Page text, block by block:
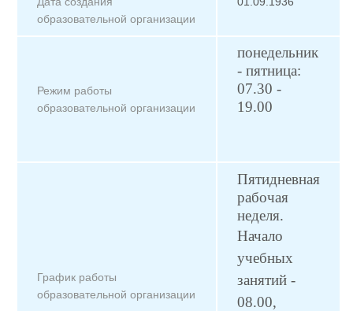
образовательной организации
Режим работы
образовательной организации
понедельник
- пятница:
07.30 -
19.00
График работы
образовательной организации
Пятидневная
рабочая
неделя.
Начало
учебных
занятий -
08.00,